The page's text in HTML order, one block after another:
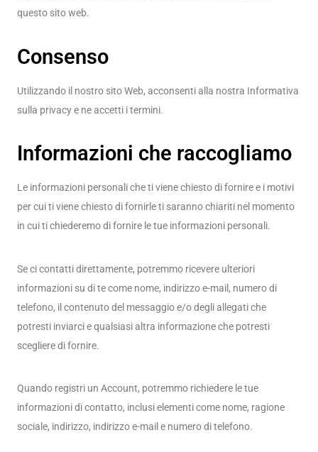
questo sito web.
Consenso
Utilizzando il nostro sito Web, acconsenti alla nostra Informativa
sulla privacy e ne accetti i termini.
Informazioni che raccogliamo
Le informazioni personali che ti viene chiesto di fornire e i motivi
per cui ti viene chiesto di fornirle ti saranno chiariti nel momento
in cui ti chiederemo di fornire le tue informazioni personali.
Se ci contatti direttamente, potremmo ricevere ulteriori
informazioni su di te come nome, indirizzo e-mail, numero di
telefono, il contenuto del messaggio e/o degli allegati che
potresti inviarci e qualsiasi altra informazione che potresti
scegliere di fornire.
Quando registri un Account, potremmo richiedere le tue
informazioni di contatto, inclusi elementi come nome, ragione
sociale, indirizzo, indirizzo e-mail e numero di telefono.